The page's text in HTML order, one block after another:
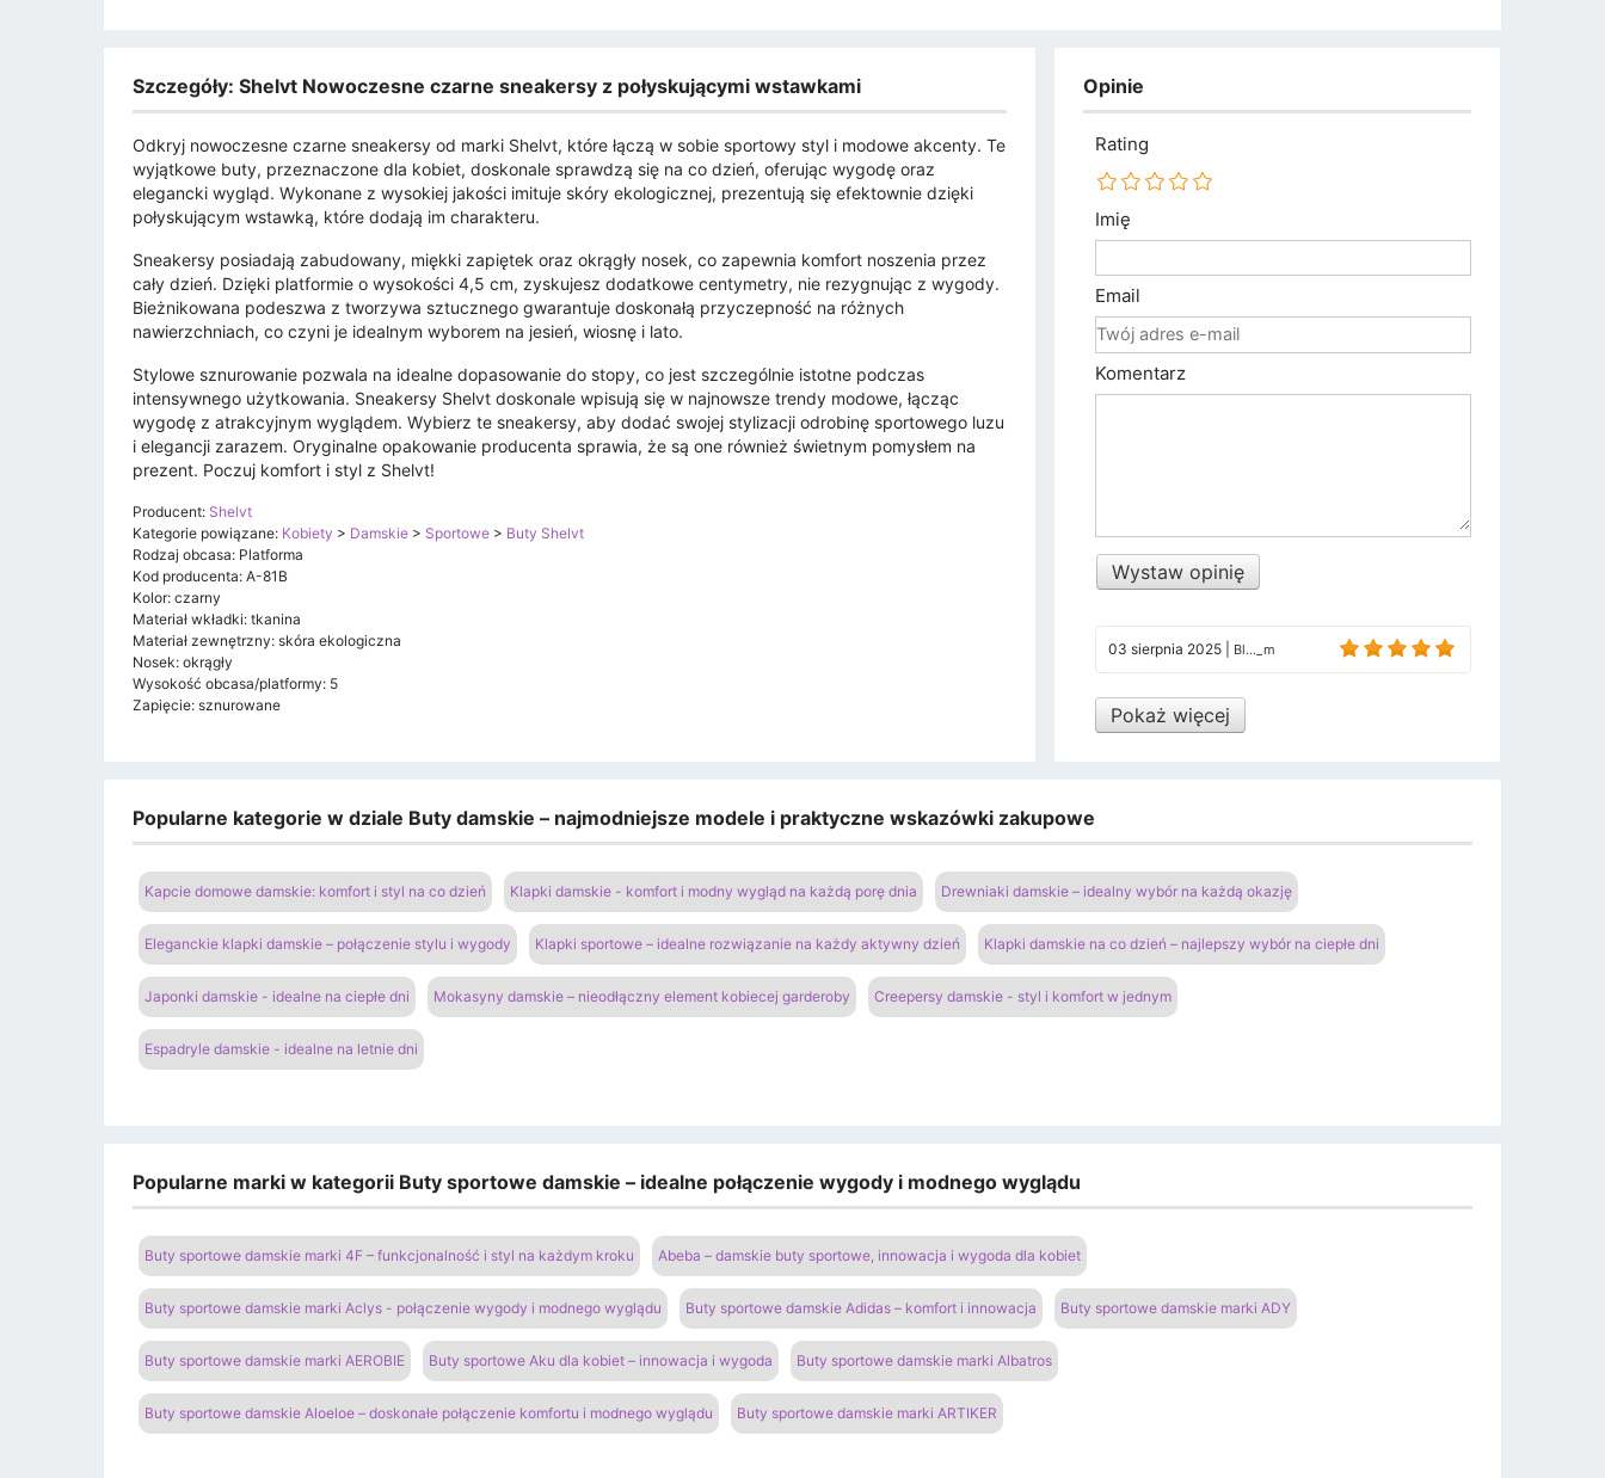
Szczegóły: Shelvt Nowoczesne czarne sneakersy z połyskującymi wstawkami
Odkryj nowoczesne czarne sneakersy od marki Shelvt, które łączą w sobie sportowy styl i modowe akcenty. Te
wyjątkowe buty, przeznaczone dla kobiet, doskonale sprawdzą się na co dzień, oferując wygodę oraz
elegancki wygląd. Wykonane z wysokiej jakości imituje skóry ekologicznej, prezentują się efektownie dzięki
połyskującym wstawką, które dodają im charakteru.
Sneakersy posiadają zabudowany, miękki zapiętek oraz okrągły nosek, co zapewnia komfort noszenia przez
cały dzień. Dzięki platformie o wysokości 4,5 cm, zyskujesz dodatkowe centymetry, nie rezygnując z wygody.
Bieżnikowana podeszwa z tworzywa sztucznego gwarantuje doskonałą przyczepność na różnych
nawierzchniach, co czyni je idealnym wyborem na jesień, wiosnę i lato.
Stylowe sznurowanie pozwala na idealne dopasowanie do stopy, co jest szczególnie istotne podczas
intensywnego użytkowania. Sneakersy Shelvt doskonale wpisują się w najnowsze trendy modowe, łącząc
wygodę z atrakcyjnym wyglądem. Wybierz te sneakersy, aby dodać swojej stylizacji odrobinę sportowego luzu
i elegancji zarazem. Oryginalne opakowanie producenta sprawia, że są one również świetnym pomysłem na
prezent. Poczuj komfort i styl z Shelvt!
Producent: Shelvt
Kategorie powiązane: Kobiety > Damskie > Sportowe > Buty Shelvt
Rodzaj obcasa: Platforma
Kod producenta: A-81B
Kolor: czarny
Materiał wkładki: tkanina
Materiał zewnętrzny: skóra ekologiczna
Nosek: okrągły
Wysokość obcasa/platformy: 5
Zapięcie: sznurowane
Opinie
Rating
Imię
Email
Komentarz
Wystaw opinię
03 sierpnia 2025 Bl..._m
Pokaż więcej
Popularne kategorie w dziale Buty damskie – najmodniejsze modele i praktyczne wskazówki zakupowe
Kapcie domowe damskie: komfort i styl na co dzień Klapki damskie - komfort i modny wygląd na każdą porę dnia Drewniaki damskie – idealny wybór na każdą okazję
Eleganckie klapki damskie – połączenie stylu i wygody Klapki sportowe – idealne rozwiązanie na każdy aktywny dzień Klapki damskie na co dzień – najlepszy wybór na ciepłe dni
Japonki damskie - idealne na ciepłe dni Mokasyny damskie – nieodłączny element kobiecej garderoby Creepersy damskie - styl i komfort w jednym
Espadryle damskie - idealne na letnie dni
Popularne marki w kategorii Buty sportowe damskie – idealne połączenie wygody i modnego wyglądu
Buty sportowe damskie marki 4F – funkcjonalność i styl na każdym kroku Abeba – damskie buty sportowe, innowacja i wygoda dla kobiet
Buty sportowe damskie marki Aclys - połączenie wygody i modnego wyglądu Buty sportowe damskie Adidas – komfort i innowacja Buty sportowe damskie marki ADY
Buty sportowe damskie marki AEROBIE Buty sportowe Aku dla kobiet – innowacja i wygoda Buty sportowe damskie marki Albatros
Buty sportowe damskie Aloeloe – doskonałe połączenie komfortu i modnego wyglądu Buty sportowe damskie marki ARTIKER